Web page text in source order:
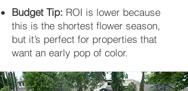
Budget Tip: ROI is lower because
this is the shortest flower season,
but it’s perfect for properties that
want an early pop of color.